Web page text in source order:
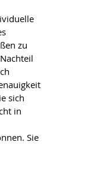
zu
sich
in
Sie